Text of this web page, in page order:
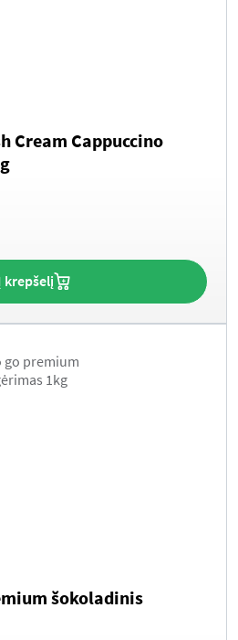
Cream Cappuccino
krepšelį
šokoladinis